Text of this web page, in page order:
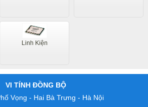
Linh Kiện
VI TÍNH ĐỒNG BỘ
Vọng - Hai Bà Trưng - Hà Nội